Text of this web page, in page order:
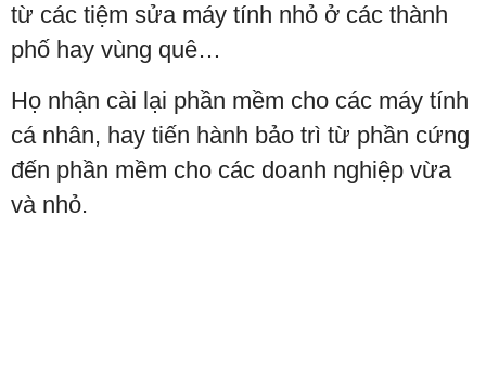
từ các tiệm sửa máy tính nhỏ ở các thành
phố hay vùng quê…
Họ nhận cài lại phần mềm cho các máy tính
cá nhân, hay tiến hành bảo trì từ phần cứng
đến phần mềm cho các doanh nghiệp vừa
và nhỏ.